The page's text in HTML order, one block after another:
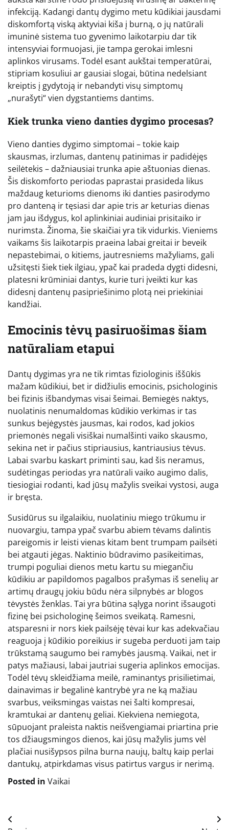
infekciją. Kadangi dantų dygimo metu kūdikiai jausdami
diskomfortą viską aktyviai kiša į burną, o jų natūrali
imuninė sistema tuo gyvenimo laikotarpiu dar tik
intensyviai formuojasi, jie tampa gerokai imlesni
aplinkos virusams. Todėl esant aukštai temperatūrai,
stipriam kosuliui ar gausiai slogai, būtina nedelsiant
kreiptis į gydytoją ir nebandyti visų simptomų
„nurašyti“ vien dygstantiems dantims.
Kiek trunka vieno danties dygimo procesas?
Vieno danties dygimo simptomai – tokie kaip
skausmas, irzlumas, dantenų patinimas ir padidėjęs
seilėtekis – dažniausiai trunka apie aštuonias dienas.
Šis diskomforto periodas paprastai prasideda likus
maždaug keturioms dienoms iki danties pasirodymo
pro danteną ir tęsiasi dar apie tris ar keturias dienas
jam jau išdygus, kol aplinkiniai audiniai prisitaiko ir
nurimsta. Žinoma, šie skaičiai yra tik vidurkis. Vieniems
vaikams šis laikotarpis praeina labai greitai ir beveik
nepastebimai, o kitiems, jautresniems mažyliams, gali
užsitęsti šiek tiek ilgiau, ypač kai pradeda dygti didesni,
platesni krūminiai dantys, kurie turi įveikti kur kas
didesnį dantenų pasipriešinimo plotą nei priekiniai
kandžiai.
Emocinis tėvų pasiruošimas šiam
natūraliam etapui
Dantų dygimas yra ne tik rimtas fiziologinis iššūkis
mažam kūdikiui, bet ir didžiulis emocinis, psichologinis
bei fizinis išbandymas visai šeimai. Bemiegės naktys,
nuolatinis nenumaldomas kūdikio verkimas ir tas
sunkus bejėgystės jausmas, kai rodos, kad jokios
priemonės negali visiškai numalšinti vaiko skausmo,
sekina net ir pačius stipriausius, kantriausius tėvus.
Labai svarbu kaskart priminti sau, kad šis neramus,
sudėtingas periodas yra natūrali vaiko augimo dalis,
tiesiogiai rodanti, kad jūsų mažylis sveikai vystosi, auga
ir bręsta.
Susidūrus su ilgalaikiu, nuolatiniu miego trūkumu ir
nuovargiu, tampa ypač svarbu abiem tėvams dalintis
pareigomis ir leisti vienas kitam bent trumpam pailsėti
bei atgauti jėgas. Naktinio būdravimo pasikeitimas,
trumpi poguliai dienos metu kartu su miegančiu
kūdikiu ar papildomos pagalbos prašymas iš senelių ar
artimų draugų jokiu būdu nėra silpnybės ar blogos
tėvystės ženklas. Tai yra būtina sąlyga norint išsaugoti
fizinę bei psichologinę šeimos sveikatą. Ramesni,
atsparesni ir nors kiek pailsėję tėvai kur kas adekvačiau
reaguoja į kūdikio poreikius ir sugeba perduoti jam taip
trūkstamą saugumo bei ramybės jausmą. Vaikai, net ir
patys mažiausi, labai jautriai sugeria aplinkos emocijas.
Todėl tėvų skleidžiama meilė, raminantys prisilietimai,
dainavimas ir begalinė kantrybė yra ne ką mažiau
svarbus, veiksmingas vaistas nei šalti kompresai,
kramtukai ar dantenų geliai. Kiekviena nemiegota,
sūpuojant praleista naktis neišvengiamai priartina prie
tos džiaugsmingos dienos, kai jūsų mažylis jums vėl
plačiai nusišypsos pilna burna naujų, baltų kaip perlai
dantukų, atpirkdamas visus patirtus vargus ir nerimą.
Posted in Vaikai
Navigacija